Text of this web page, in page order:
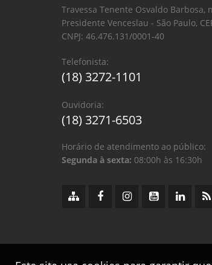
Travessa Tenente Osvaldo Barbosa,
Presidente Venceslau - São Paulo,
CNPJ: 46.476.131/0001-40
Telefonista:
(18) 3272-1101
Ouvidoria:
(18) 3271-6503
Horário de atendimento ao público:
Segunda à sexta: 08:00h às 16:30h